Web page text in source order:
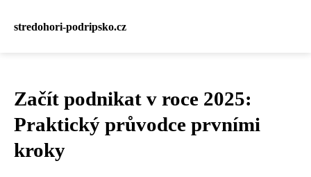
stredohori-podripsko.cz
Začít podnikat v roce 2025:
Praktický průvodce prvními
kroky